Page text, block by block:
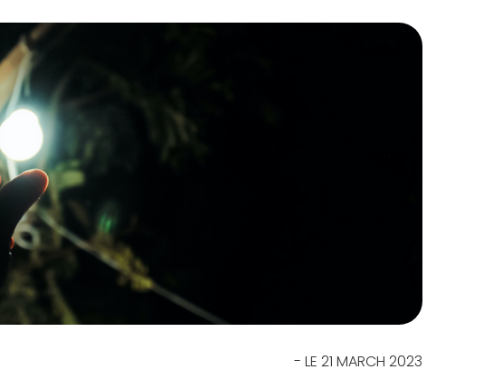
- LE 21 MARCH 2023